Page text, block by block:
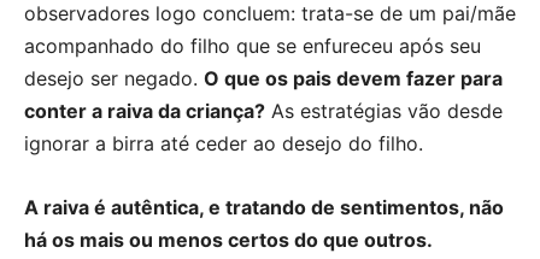
observadores logo concluem: trata-se de um pai/mãe
acompanhado do filho que se enfureceu após seu
desejo ser negado. O que os pais devem fazer para
conter a raiva da criança? As estratégias vão desde
ignorar a birra até ceder ao desejo do filho.
A raiva é autêntica, e tratando de sentimentos, não
há os mais ou menos certos do que outros.